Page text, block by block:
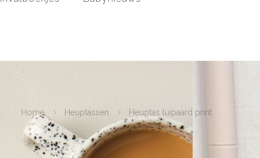
Home Heuptassen Heuptas luipaard print